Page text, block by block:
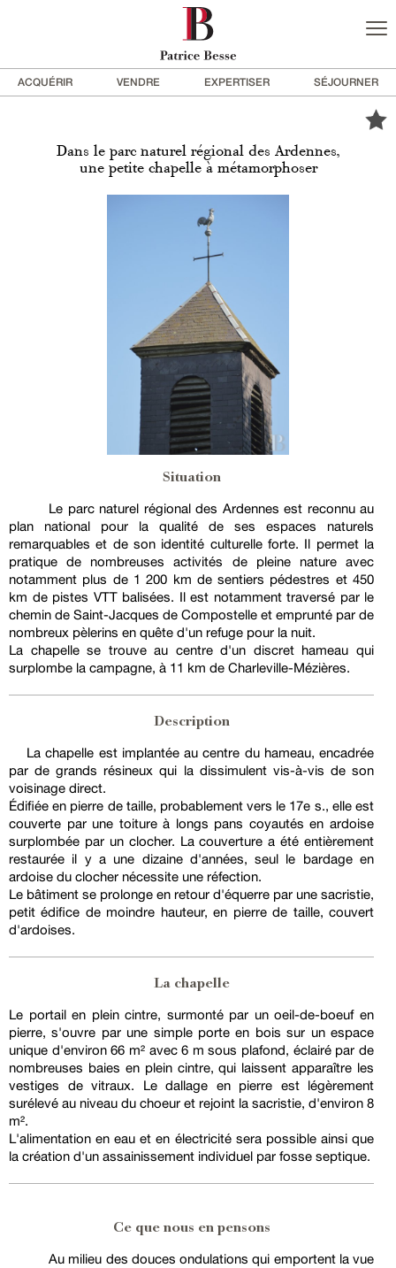
ACQUÉRIR VENDRE EXPERTISER SÉJOURNER
Dans le parc naturel régional des Ardennes,
une petite chapelle à métamorphoser
Situation
Le parc naturel régional des Ardennes est reconnu au
plan national pour la qualité de ses espaces naturels
remarquables et de son identité culturelle forte. Il permet la
pratique de nombreuses activités de pleine nature avec
notamment plus de 1 200 km de sentiers pédestres et 450
km de pistes VTT balisées. Il est notamment traversé par le
chemin de Saint-Jacques de Compostelle et emprunté par de
nombreux pèlerins en quête d'un refuge pour la nuit.
La chapelle se trouve au centre d'un discret hameau qui
surplombe la campagne, à 11 km de Charleville-Mézières.
Description
La chapelle est implantée au centre du hameau, encadrée
par de grands résineux qui la dissimulent vis-à-vis de son
voisinage direct.
Édifiée en pierre de taille, probablement vers le 17e s., elle est
couverte par une toiture à longs pans coyautés en ardoise
surplombée par un clocher. La couverture a été entièrement
restaurée il y a une dizaine d'années, seul le bardage en
ardoise du clocher nécessite une réfection.
Le bâtiment se prolonge en retour d'équerre par une sacristie,
petit édifice de moindre hauteur, en pierre de taille, couvert
d'ardoises.
La chapelle
Le portail en plein cintre, surmonté par un oeil-de-boeuf en
pierre, s'ouvre par une simple porte en bois sur un espace
unique d'environ 66 m² avec 6 m sous plafond, éclairé par de
nombreuses baies en plein cintre, qui laissent apparaître les
vestiges de vitraux. Le dallage en pierre est légèrement
surélevé au niveau du choeur et rejoint la sacristie, d'environ 8
m².
L'alimentation en eau et en électricité sera possible ainsi que
la création d'un assainissement individuel par fosse septique.
Ce que nous en pensons
Au milieu des douces ondulations qui emportent la vue